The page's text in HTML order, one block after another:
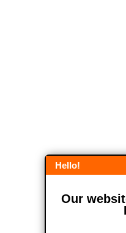
Hello!
Our